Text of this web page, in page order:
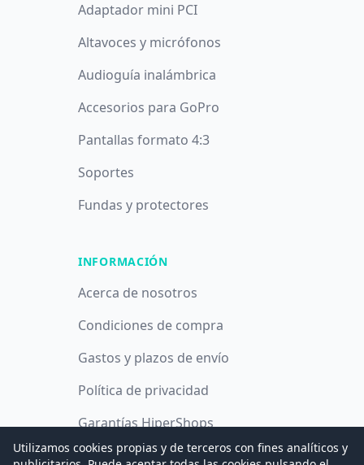
Adaptador mini PCI
Altavoces y micrófonos
Audioguía inalámbrica
Accesorios para GoPro
Pantallas formato 4:3
Soportes
Fundas y protectores
INFORMACIÓN
Acerca de nosotros
Condiciones de compra
Gastos y plazos de envío
Política de privacidad
Garantías HiperShops
Política de cookies
Utilizamos cookies propias y de terceros con fines analíticos y